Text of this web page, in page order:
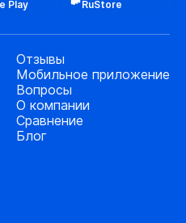
Play
RuStore
Отзывы
Мобильное приложение
Вопросы
О компании
Сравнение
Блог